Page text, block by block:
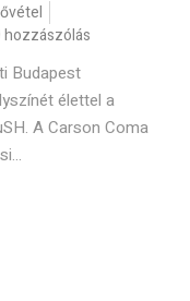
hozzászólás
Budapest
élettel a
A Carson Coma